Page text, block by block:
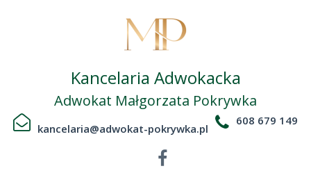
Kancelaria Adwokacka
Adwokat Małgorzata Pokrywka
kancelaria@adwokat-pokrywka.pl
608 679 149